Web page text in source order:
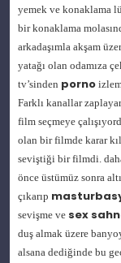
yemek ve konaklama
bir konaklama
arkadaşımla akşam
yatağı olan odamıza
tv’sinden porno
Farklı kanallar
film seçmeye
olan bir filmde karar
seviştiği bir filmdi.
önce üstümüz sonra
çıkarıp
sevişme ve sex
duş almak üzere
alsana dediğinde bu